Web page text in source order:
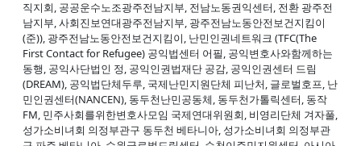
직지회, 공공운수노조광주전남지부, 전남노동권익센터, 전환 광주전
남지부, 사회진보연대광주전남지부, 광주전남노동안전보건지킴이
(준)), 광주전남노동안전보건지킴이, 난민인권네트워크 (TFC(The
First Contact for Refugee) 공익법센터 어필, 공익변호사와함께하는
동행, 공익사단법인 정, 공익인권법재단 공감, 공익인권센터 드림
(DREAM), 공익법단체두루, 국제난민지원단체 피난처, 글로벌호프, 난
민인권센터(NANCEN), 동두천난민공동체, 동두천가톨릭센터, 동작
FM, 민주사회를위한변호사모임 국제연대위원회, 비영리단체 겨자풀,
성가소비녀회 의정부관구 동두천 베타니아, 성가소비녀회 의정부관